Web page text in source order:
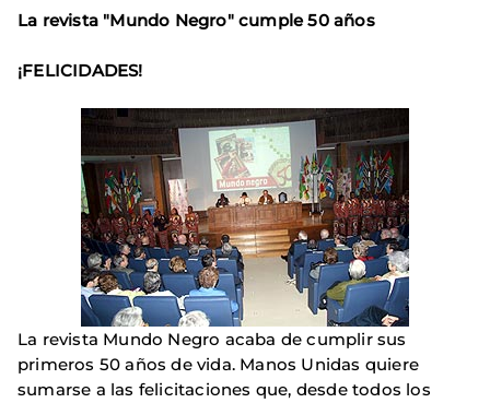
La revista "Mundo Negro" cumple 50 años
¡FELICIDADES!
La revista Mundo Negro acaba de cumplir sus
primeros 50 años de vida. Manos Unidas quiere
sumarse a las felicitaciones que, desde todos los